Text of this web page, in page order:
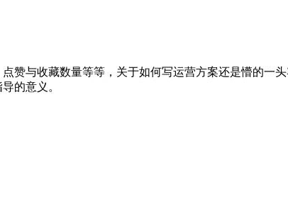
赞与收藏数量等等，关于如何写运营方案还是懵的一
的意义。